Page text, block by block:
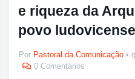
e riqueza da
povo ludovicense
Por Pastoral da Comunicação
0 Comentários